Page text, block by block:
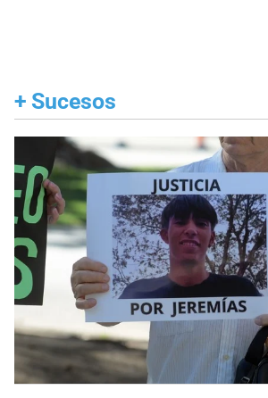
+ Sucesos